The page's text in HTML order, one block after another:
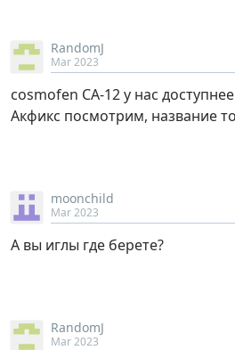
RandomJ
Mar 2023
cosmofen CA-12 у нас
Акфикс посмотрим, название
moonchild
Mar 2023
А вы иглы где берете?
RandomJ
Mar 2023